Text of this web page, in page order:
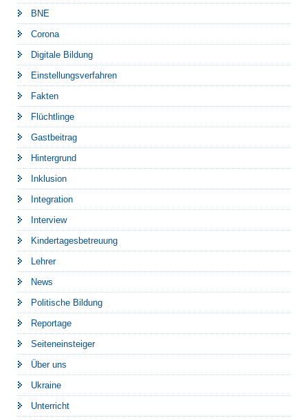
BNE
Corona
Digitale Bildung
Einstellungsverfahren
Fakten
Flüchtlinge
Gastbeitrag
Hintergrund
Inklusion
Integration
Interview
Kindertagesbetreuung
Lehrer
News
Politische Bildung
Reportage
Seiteneinsteiger
Über uns
Ukraine
Unterricht